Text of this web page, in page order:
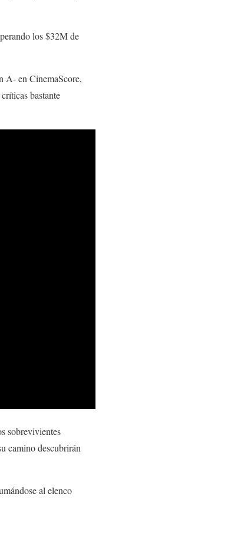
los $32M de
A- en CinemaScore,
bastante
sobrevivientes
camino descubrirán
al elenco